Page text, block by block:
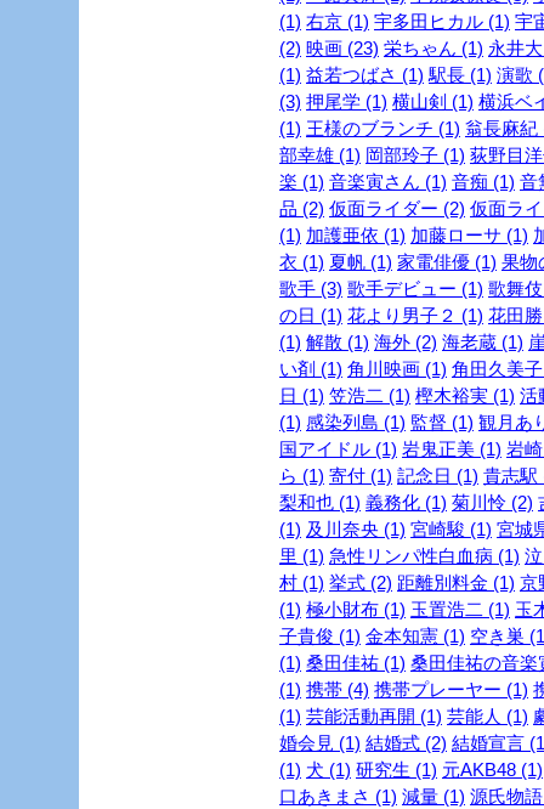
(1) 右京 (1) 宇多田ヒカル (1) 宇
(2) 映画 (23) 栄ちゃん (1) 永井
(1) 益若つばさ (1) 駅長 (1) 演歌
(3) 押尾学 (1) 横山剣 (1) 横浜ベ
(1) 王様のブランチ (1) 翁長麻紀
部幸雄 (1) 岡部玲子 (1) 荻野目
楽 (1) 音楽寅さん (1) 音痴 (1) 音
品 (2) 仮面ライダー (2) 仮面ラ
(1) 加護亜依 (1) 加藤ローサ (1)
衣 (1) 夏帆 (1) 家電俳優 (1) 果物
歌手 (3) 歌手デビュー (1) 歌舞
の日 (1) 花より男子２ (1) 花田
(1) 解散 (1) 海外 (2) 海老蔵 (1)
い剤 (1) 角川映画 (1) 角田久美
日 (1) 笠浩二 (1) 樫木裕実 (1) 活
(1) 感染列島 (1) 監督 (1) 観月あ
国アイドル (1) 岩鬼正美 (1) 岩
ら (1) 寄付 (1) 記念日 (1) 貴志駅
梨和也 (1) 義務化 (1) 菊川怜 (2)
(1) 及川奈央 (1) 宮崎駿 (1) 宮城
里 (1) 急性リンパ性白血病 (1)
村 (1) 挙式 (2) 距離別料金 (1) 京
(1) 極小財布 (1) 玉置浩二 (1) 玉
子貴俊 (1) 金本知憲 (1) 空き巣
(1) 桑田佳祐 (1) 桑田佳祐の音楽
(1) 携帯 (4) 携帯プレーヤー (1)
(1) 芸能活動再開 (1) 芸能人 (1)
婚会見 (1) 結婚式 (2) 結婚宣言
(1) 犬 (1) 研究生 (1) 元AKB48 (1)
口あきまさ (1) 減量 (1) 源氏物